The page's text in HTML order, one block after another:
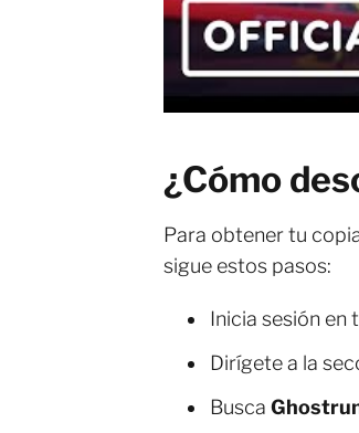
¿Cómo
Para obtener tu
sigue estos pasos:
Inicia sesión en
Dirígete a la
Busca